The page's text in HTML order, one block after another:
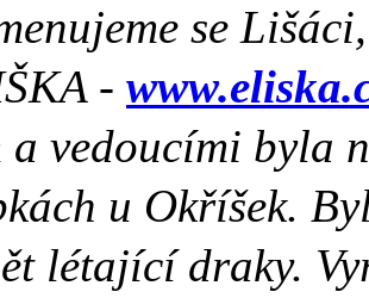
se
-
a vedoucími byla
u Okříšek.
létající draky.